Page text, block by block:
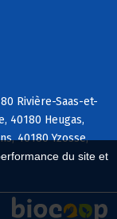
du site et
Rivière-Saas-et-
40180 Heugas,
40180 Yzosse,